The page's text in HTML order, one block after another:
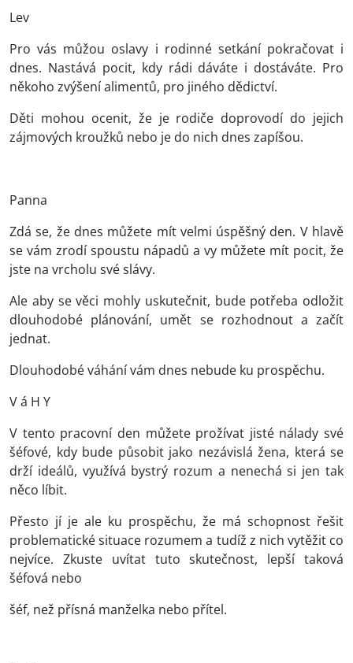
Lev
Pro vás můžou oslavy i rodinné setkání pokračovat i
dnes. Nastává pocit, kdy rádi dáváte i dostáváte. Pro
někoho zvýšení alimentů, pro jiného dědictví.
Děti mohou ocenit, že je rodiče doprovodí do jejich
zájmových kroužků nebo je do nich dnes zapíšou.
Panna
Zdá se, že dnes můžete mít velmi úspěšný den. V hlavě
se vám zrodí spoustu nápadů a vy můžete mít pocit, že
jste na vrcholu své slávy.
Ale aby se věci mohly uskutečnit, bude potřeba odložit
dlouhodobé plánování, umět se rozhodnout a začít
jednat.
Dlouhodobé váhání vám dnes nebude ku prospěchu.
V á H Y
V tento pracovní den můžete prožívat jisté nálady své
šéfové, kdy bude působit jako nezávislá žena, která se
drží ideálů, využívá bystrý rozum a nenechá si jen tak
něco líbit.
Přesto jí je ale ku prospěchu, že má schopnost řešit
problematické situace rozumem a tudíž z nich vytěžit co
nejvíce. Zkuste uvítat tuto skutečnost, lepší taková
šéfová nebo
šéf, než přísná manželka nebo přítel.